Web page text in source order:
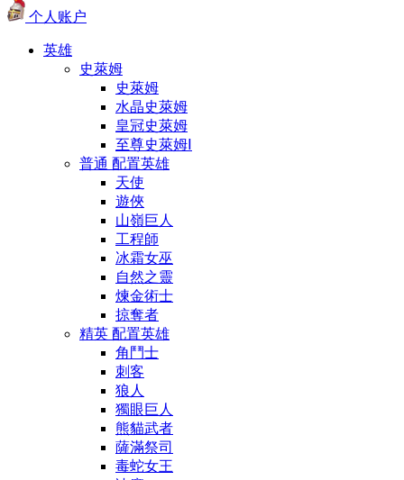
个人账户
英雄
史萊姆
史萊姆
水晶史萊姆
皇冠史萊姆
至尊史萊姆Ⅰ
普通 配置英雄
天使
遊俠
山嶺巨人
工程師
冰霜女巫
自然之靈
煉金術士
掠奪者
精英 配置英雄
角鬥士
刺客
狼人
獨眼巨人
熊貓武者
薩滿祭司
毒蛇女王